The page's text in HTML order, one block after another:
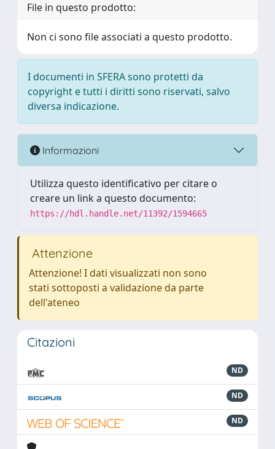
File in questo prodotto:
Non ci sono file associati a questo prodotto.
I documenti in SFERA sono protetti da
copyright e tutti i diritti sono riservati, salvo
diversa indicazione.
Informazioni
Utilizza questo identificativo per citare o
creare un link a questo documento:
https://hdl.handle.net/11392/1594665
Attenzione
Attenzione! I dati visualizzati non sono
stati sottoposti a validazione da parte
dell'ateneo
Citazioni
ND
ND
ND